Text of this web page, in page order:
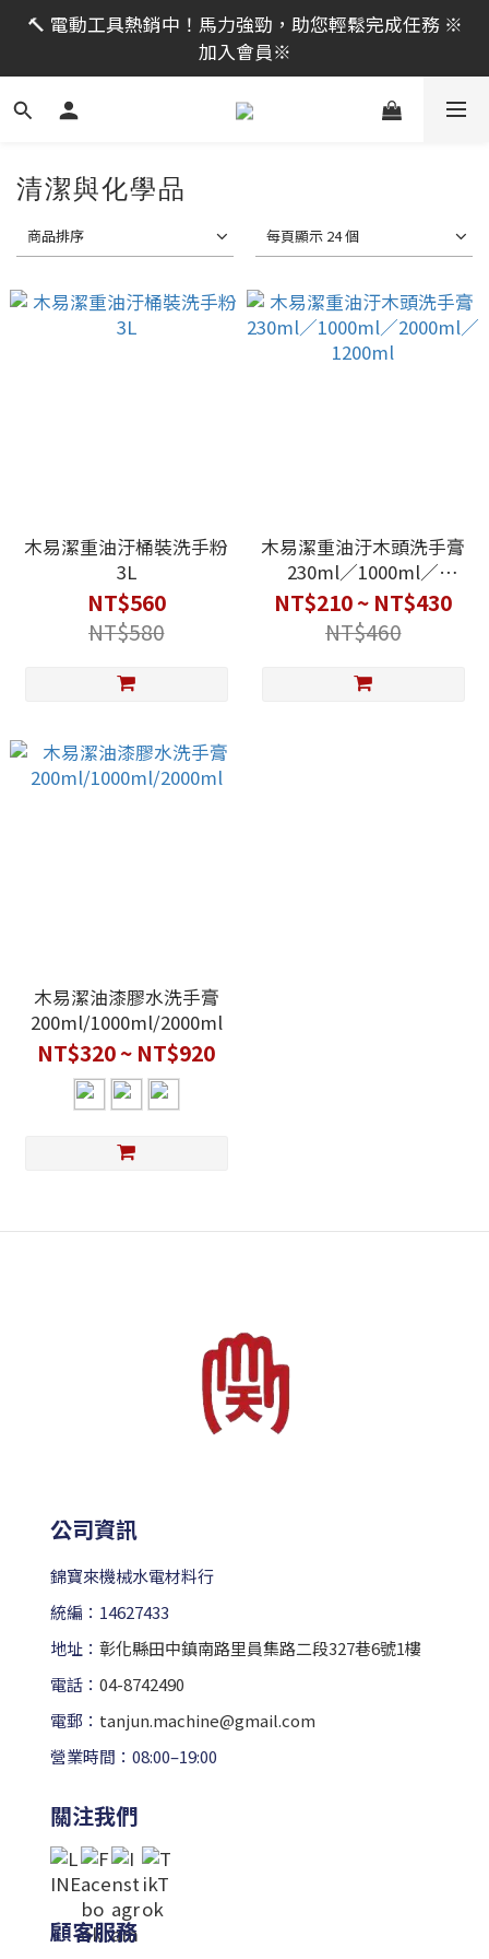
限時活動｜全館消費滿 NT$599 即享免運費，工具補貨
趁現在！立即逛活動商品
🔨 電動工具熱銷中！馬力強勁，助您輕鬆完成任務 ※
加入會員※
限時活動｜全館消費滿 NT$599 即享免運費，工具補貨
趁現在！立即逛活動商品
清潔與化學品
商品排序 每頁顯示 24 個
木易潔重油汙桶裝洗手粉
3L
NT$560
NT$580
木易潔重油汙木頭洗手膏
230ml／1000ml／
2000ml／1200ml
NT$210 ~ NT$430
NT$460
木易潔油漆膠水洗手膏
200ml/1000ml/2000ml
NT$320 ~ NT$920
公司資訊
錦寶來機械水電材料行
統編：14627433
地址： 彰化縣田中鎮南路里員集路二段327巷6號1樓
電話： 04-8742490
電郵： tanjun.machine@gmail.com
營業時間：08:00–19:00
關注我們
顧客服務